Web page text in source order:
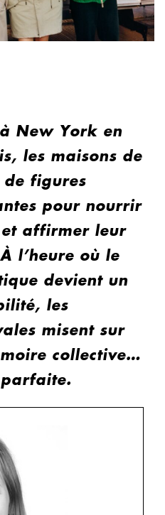
New York en
les maisons de
de figures
pour nourrir
affirmer leur
l’heure où le
devient un
les
misent sur
collective…